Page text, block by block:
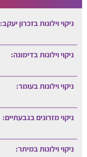
ניקוי וילונות בזכרון יעקב:
ניקוי וילונות בדימונה:
ניקוי וילונות בעומר:
ניקוי מזרונים בגבעתיים:
ניקוי וילונות במיתר: